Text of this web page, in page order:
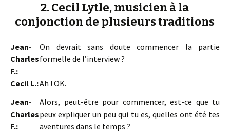
2. Cecil Lytle, musicien à la
conjonction de plusieurs traditions
Jean-
Charles
F.:
On devrait sans doute commencer la partie
formelle de l’interview ?
Cecil L.:Ah ! OK.
Jean-
Charles
F.:
Alors, peut-être pour commencer, est-ce que tu
peux expliquer un peu qui tu es, quelles ont été tes
aventures dans le temps ?